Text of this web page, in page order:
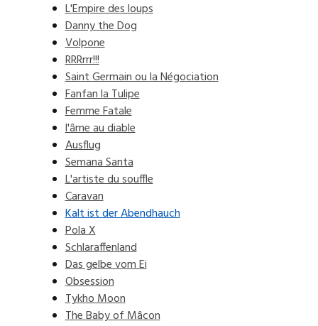
L'Empire des loups
Danny the Dog
Volpone
RRRrrr!!!
Saint Germain ou la Négociation
Fanfan la Tulipe
Femme Fatale
l'âme au diable
Ausflug
Semana Santa
L'artiste du souffle
Caravan
Kalt ist der Abendhauch
Pola X
Schlaraffenland
Das gelbe vom Ei
Obsession
Tykho Moon
The Baby of Mâcon